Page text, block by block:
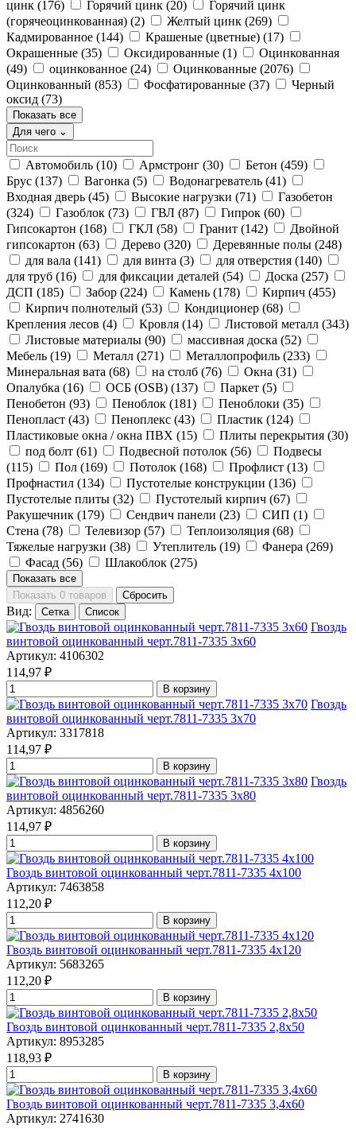
цинк (176) Горячий цинк (20)
Горячий цинк
(горячеоцинкованная) (2) Желтый цинк (269)
Кадмированное (144) Крашеные (цветные) (17)
Окрашенные (35) Оксидированные (1)
Оцинкованная
(49)
оцинкованное (24) Оцинкованные (2076)
Оцинкованный (853) Фосфатированные (37)
Черный
оксид (73)
Показать все
Для чего ⌄
Автомобиль (10) Армстронг (30) Бетон (459)
Брус (137) Вагонка (5) Водонагреватель (41)
Входная дверь (45) Высокие нагрузки (71)
Газобетон
(324)
Газоблок (73) ГВЛ (87) Гипрок (60)
Гипсокартон (168) ГКЛ (58) Гранит (142)
Двойной
гипсокартон (63) Дерево (320) Деревянные полы (248)
для вала (141) для винта (3) для отверстия (140)
для труб (16) для фиксации деталей (54) Доска (257)
ДСП (185) Забор (224) Камень (178) Кирпич (455)
Кирпич полнотелый (53) Кондиционер (68)
Крепления лесов (4) Кровля (14) Листовой металл (343)
Листовые материалы (90) массивная доска (52)
Мебель (19) Металл (271) Металлопрофиль (233)
Минеральная вата (68) на столб (76) Окна (31)
Опалубка (16) ОСБ (OSB) (137) Паркет (5)
Пенобетон (93) Пеноблок (181) Пеноблоки (35)
Пенопласт (43) Пеноплекс (43) Пластик (124)
Пластиковые окна / окна ПВХ (15) Плиты перекрытия (30)
под болт (61) Подвесной потолок (56)
Подвесы
(115)
Пол (169) Потолок (168) Профлист (13)
Профнастил (134) Пустотелые конструкции (136)
Пустотелые плиты (32) Пустотелый кирпич (67)
Ракушечник (179) Сендвич панели (23) СИП (1)
Стена (78) Телевизор (57) Теплоизоляция (68)
Тяжелые нагрузки (38) Утеплитель (19) Фанера (269)
Фасад (56) Шлакоблок (275)
Показать все
Показать 0 товаров
Сбросить
Вид: Сетка Список
Гвоздь
винтовой оцинкованный черт.7811-7335 3x60
Артикул: 4106302
114,97 ₽
В корзину
Гвоздь
винтовой оцинкованный черт.7811-7335 3x70
Артикул: 3317818
114,97 ₽
В корзину
Гвоздь
винтовой оцинкованный черт.7811-7335 3x80
Артикул: 4856260
114,97 ₽
В корзину
Гвоздь винтовой оцинкованный черт.7811-7335 4x100
Артикул: 7463858
112,20 ₽
В корзину
Гвоздь винтовой оцинкованный черт.7811-7335 4x120
Артикул: 5683265
112,20 ₽
В корзину
Гвоздь винтовой оцинкованный черт.7811-7335 2,8x50
Артикул: 8953285
118,93 ₽
В корзину
Гвоздь винтовой оцинкованный черт.7811-7335 3,4x60
Артикул: 2741630